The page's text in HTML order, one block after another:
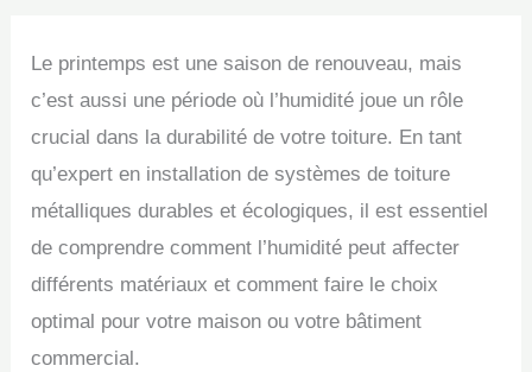
Le printemps est une saison de renouveau, mais
c’est aussi une période où l’humidité joue un rôle
crucial dans la durabilité de votre toiture. En tant
qu’expert en installation de systèmes de toiture
métalliques durables et écologiques, il est essentiel
de comprendre comment l’humidité peut affecter
différents matériaux et comment faire le choix
optimal pour votre maison ou votre bâtiment
commercial.